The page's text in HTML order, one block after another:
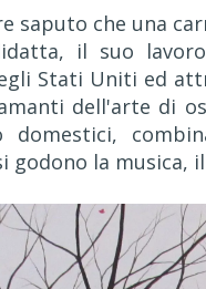
saputo che una
il suo
Stati Uniti ed
dell'arte di
domestici,
la musica,